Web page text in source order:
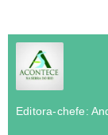
Editora-chefe: